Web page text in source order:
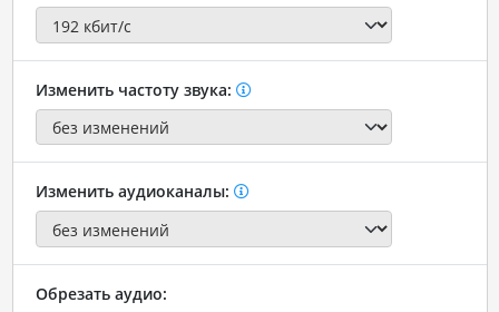
Изменить частоту звука:
Изменить аудиоканалы:
Обрезать аудио: